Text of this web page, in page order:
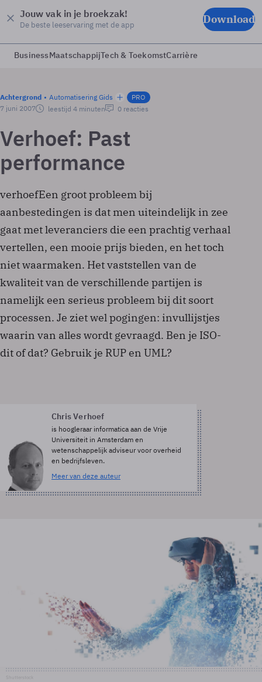
Jouw vak in je broekzak!
De beste leeservaring met de app Download
BusinessMaatschappijTech & ToekomstCarrière
Achtergrond Automatisering Gids
PRO
7 juni 2007
leestijd 4 minuten 0 reacties
Verhoef: Past
performance
verhoefEen groot probleem bij
aanbestedingen is dat men uiteindelijk in zee
gaat met leveranciers die een prachtig verhaal
vertellen, een mooie prijs bieden, en het toch
niet waarmaken. Het vaststellen van de
kwaliteit van de verschillende partijen is
namelijk een serieus probleem bij dit soort
processen. Je ziet wel pogingen: invullijstjes
waarin van alles wordt gevraagd. Ben je ISO-
dit of dat? Gebruik je RUP en UML?
Chris Verhoef
is hoogleraar informatica aan de Vrije
Universiteit in Amsterdam en
wetenschappelijk adviseur voor overheid
en bedrijfsleven.
Meer van deze auteur